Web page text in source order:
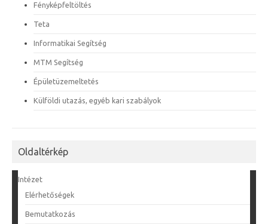
Fényképfeltöltés
Teta
Informatikai Segítség
MTM Segítség
Épületüzemeltetés
Külföldi utazás, egyéb kari szabályok
Oldaltérkép
Intézet
Elérhetőségek
Bemutatkozás